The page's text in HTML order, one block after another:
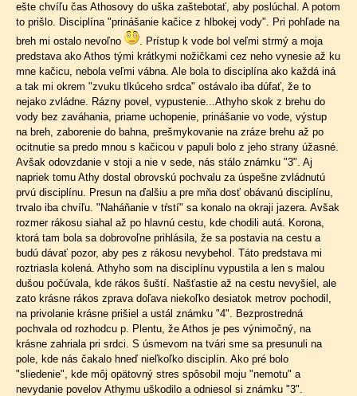
ešte chvíľu čas Athosovy do uška zaštebotať, aby poslúchal. A potom
to prišlo. Disciplína "prinášanie kačice z hlbokej vody". Pri pohľade na
breh mi ostalo nevoľno
. Prístup k vode bol veľmi strmý a moja
predstava ako Athos tými krátkymi nožičkami cez neho vynesie až ku
mne kačicu, nebola veľmi vábna. Ale bola to disciplína ako každá iná
a tak mi okrem "zvuku tlkúceho srdca" ostávalo iba dúfať, že to
nejako zvládne. Rázny povel, vypustenie...Athyho skok z brehu do
vody bez zaváhania, priame uchopenie, prinášanie vo vode, výstup
na breh, zaborenie do bahna, prešmykovanie na zráze brehu až po
ocitnutie sa predo mnou s kačicou v papuli bolo z jeho strany úžasné.
Avšak odovzdanie v stoji a nie v sede, nás stálo známku "3". Aj
napriek tomu Athy dostal obrovskú pochvalu za úspešne zvládnutú
prvú disciplínu. Presun na ďalšiu a pre mňa dosť obávanú disciplínu,
trvalo iba chvíľu. "Naháňanie v tŕstí" sa konalo na okraji jazera. Avšak
rozmer rákosu siahal až po hlavnú cestu, kde chodili autá. Korona,
ktorá tam bola sa dobrovoľne prihlásila, že sa postavia na cestu a
budú dávať pozor, aby pes z rákosu nevybehol. Táto predstava mi
roztriasla kolená. Athyho som na disciplínu vypustila a len s malou
dušou počúvala, kde rákos šuští. Našťastie až na cestu nevyšiel, ale
zato krásne rákos zprava doľava niekoľko desiatok metrov pochodil,
na privolanie krásne prišiel a ustál známku "4". Bezprostredná
pochvala od rozhodcu p. Plentu, že Athos je pes výnimočný, na
krásne zahriala pri srdci. S úsmevom na tvári sme sa presunuli na
pole, kde nás čakalo hneď nieľkoľko disciplín. Ako pré bolo
"sliedenie", kde môj opätovný stres spôsobil moju "nemotu" a
nevydanie povelov Athymu uškodilo a odniesol si známku "3".